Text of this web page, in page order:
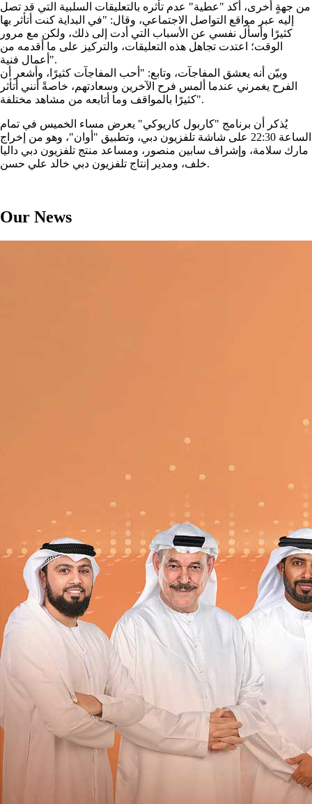
من جهةٍ أخرى، أكد "عطية" عدم تأثره بالتعليقات السلبية التي قد تصل
إليه عبر مواقع التواصل الاجتماعي، وقال: "في البداية كنت أتأثر بها
كثيرًا وأسأل نفسي عن الأسباب التي أدت إلى ذلك، ولكن مع مرور
الوقت؛ اعتدت تجاهل هذه التعليقات، والتركيز على ما أقدمه من
أعمال فنية".
وبيّن أنه يعشق المفاجآت، وتابع: "أحب المفاجآت كثيرًا، وأشعر أن
الفرح يغمرني عندما ألمس فرح الآخرين وسعادتهم، خاصةً أنني أتأثر
كثيرًا بالمواقف وما أتابعه من مشاهد مختلفة".
يُذكر أن برنامج "كاربول كاريوكي" يعرض مساء الخميس في تمام
الساعة 22:30 على شاشة تلفزيون دبي، وتطبيق "أوان"، وهو من إخراج
مارك سلامة، وإشراف سابين منصور، ومساعد منتج تلفزيون دبي داليا
خلف، ومدير إنتاج تلفزيون دبي خالد علي حسن.
Our News